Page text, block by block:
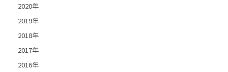
2020年
2019年
2018年
2017年
2016年